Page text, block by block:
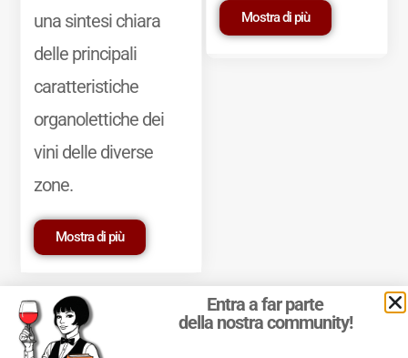
una sintesi chiara
delle principali
caratteristiche
organolettiche dei
vini delle diverse
zone.
Mostra di più
Mostra di più
Entra a far parte
della nostra community!